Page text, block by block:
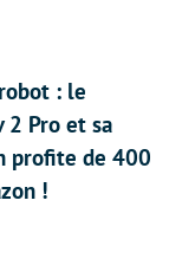
: le
2 Pro et sa
profite de 400
!